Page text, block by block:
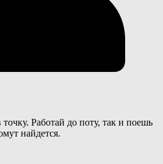
Работай до поту, так и поешь
найдется.